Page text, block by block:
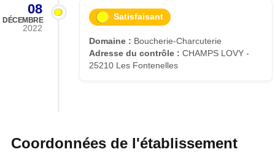
08
DÉCEMBRE
2022
Satisfaisant
Domaine : Boucherie-Charcuterie
Adresse du contrôle : CHAMPS LOVY -
25210 Les Fontenelles
Coordonnées de l'établissement